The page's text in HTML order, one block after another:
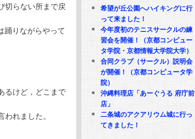
切らない所まで戻
踊りながらやって
るけど，どこまで
れました。
希望が丘公園へハイキングに行
って来ました！
今年度初のテニスサークルの練
習会を開催！（京都コンピュー
タ学院・京都情報大学院大学）
合同クラブ（サークル）説明会
が開催！（京都コンピュータ学
院）
沖縄料理店「あーぐうる 府庁前
店」
二条城のアクアリウム城に行っ
てきました！